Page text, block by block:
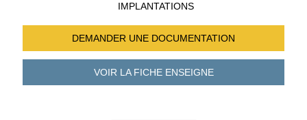
IMPLANTATIONS
DEMANDER UNE DOCUMENTATION
VOIR LA FICHEENSEIGNE